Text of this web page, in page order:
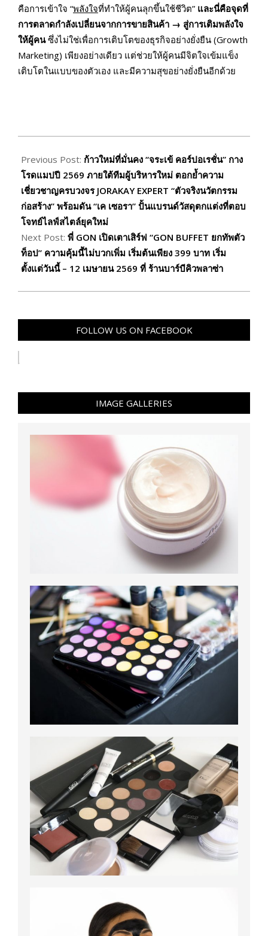
คือการเข้าใจ “พลังใจที่ทำให้ผู้คนลุกขึ้นใช้ชีวิต” และนี่คือจุดที่
การตลาดกำลังเปลี่ยนจากการขายสินค้า → สู่การเติมพลังใจ
ให้ผู้คนซึ่งไม่ใช่เพื่อการเติบโตของธุรกิจอย่างยั่งยืน (Growth
Marketing) เพียงอย่างเดียว แต่ช่วยให้ผู้คนมีจิตใจเข้มแข็ง
เติบโตในแบบของตัวเอง และมีความสุขอย่างยั่งยืนอีกด้วย
03-
10
Previous Post: ก้าวใหม่ที่มั่นคง “จระเข้ คอร์ปอเรชั่น” กาง
โรดแมปปี 2569 ภายใต้ทีมผู้บริหารใหม่ ตอกย้ำความ
เชี่ยวชาญครบวงจร JORAKAY EXPERT “ตัวจริงนวัตกรรม
ก่อสร้าง” พร้อมดัน “เค เซอรา” ปั้นแบรนด์วัสดุตกแต่งที่ตอบ
โจทย์ไลฟ์สไตล์ยุคใหม่
Next Post: พี่ GON เปิดเตาเสิร์ฟ “GON BUFFET ยกทัพตัว
ท็อป” ความคุ้มนี้ไม่บวกเพิ่ม เริ่มต้นเพียง 399 บาท เริ่ม
ตั้งแต่วันนี้ – 12 เมษายน 2569 ที่ ร้านบาร์บีคิวพลาซ่า
FOLLOW US ON FACEBOOK
IMAGE GALLERIES